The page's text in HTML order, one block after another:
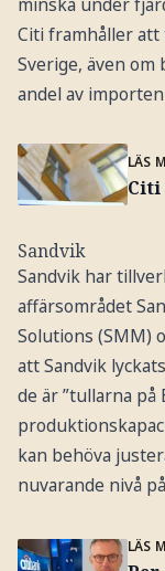
Citi framhåller att
Sverige, även
andel av
LÄS
Citi
Sandvik
Sandvik har
affärsområdet
Solutions (SMM)
att Sandvik
de är ”tullarna
kan behöva
nuvarande nivå på
LÄS